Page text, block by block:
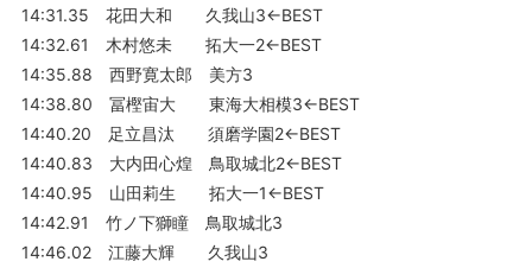
14:31.35 花田大和 久我山3←BEST
14:32.61 木村悠未 拓大一2←BEST
14:35.88 西野寛太郎 美方3
14:38.80 冨樫宙大 東海大相模3←BEST
14:40.20 足立昌汰 須磨学園2←BEST
14:40.83 大内田心煌 鳥取城北2←BEST
14:40.95 山田莉生 拓大一1←BEST
14:42.91 竹ノ下獅瞳 鳥取城北3
14:46.02 江藤大輝 久我山3